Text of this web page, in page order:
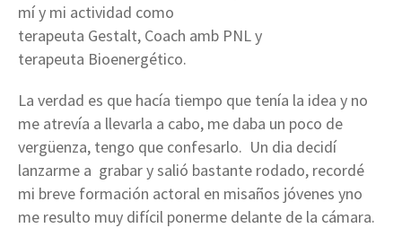
mí y mi actividad como
terapeuta Gestalt, Coach amb PNLy
terapeuta Bioenergético.
La verdad es que hacía tiempo que tenía la idea y no
me atrevía a llevarla a cabo, me daba un poco de
vergüenza, tengo que confesarlo. Un dia decidí
lanzarme a grabar y salió bastante rodado, recordé
mi breve formación actoral en misaños jóvenes yno
me resulto muy difícil ponerme delante de la cámara.